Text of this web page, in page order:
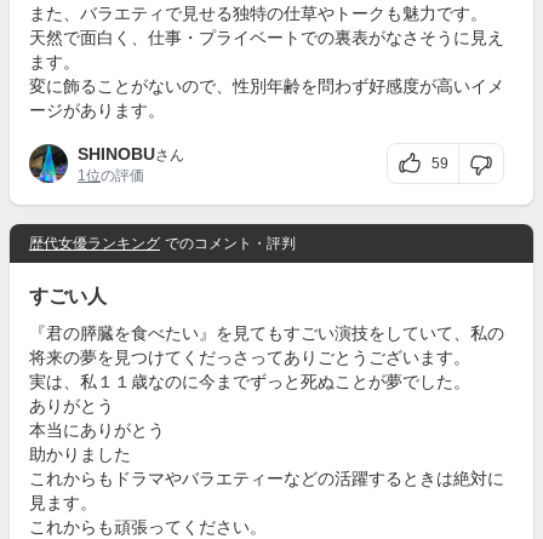
また、バラエティで見せる独特の仕草やトークも魅力です。
天然で面白く、仕事・プライベートでの裏表がなさそうに見え
ます。
変に飾ることがないので、性別年齢を問わず好感度が高いイメ
ージがあります。
SHINOBUさん
1位の評価
59
歴代女優ランキング でのコメント・評判
すごい人
『君の膵臓を食べたい』を見てもすごい演技をしていて、私の
将来の夢を見つけてくだっさってありごとうございます。
実は、私１１歳なのに今までずっと死ぬことが夢でした。
ありがとう
本当にありがとう
助かりました
これからもドラマやバラエティーなどの活躍するときは絶対に
見ます。
これからも頑張ってください。